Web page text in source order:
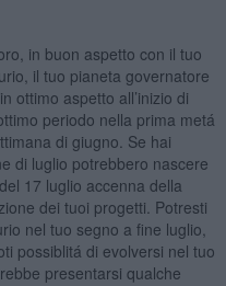
in buon aspetto con il tuo
il tuo pianeta governatore
ottimo aspetto all’inizio di
periodo nella prima metá
di giugno. Se hai
di luglio potrebbero nascere
17 luglio accenna della
dei tuoi progetti. Potresti
nel tuo segno a fine luglio,
possiblitá di evolversi nel tuo
presentarsi qualche